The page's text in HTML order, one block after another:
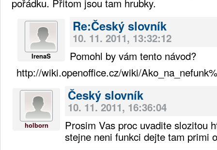
IrenaS
Re:Český slovník
10. 11. 2011, 13:32:12
Pomohl by vám tento návod?
http://wiki.openoffice.cz/wiki/
holborn
Český slovník
10. 11. 2011, 16:36:04
Prosim Vas proc uvadite slozitou
stejne neni funkci dejte tam primi